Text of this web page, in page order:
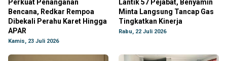
Perkuat Penanganan
Bencana, Redkar Rempoa
Dibekali Perahu Karet Hingga
APAR
Kamis, 23 Juli 2026
Lantik 57 Pejabat, Benyamin
Minta Langsung Tancap Gas
Tingkatkan Kinerja
Rabu, 22 Juli 2026